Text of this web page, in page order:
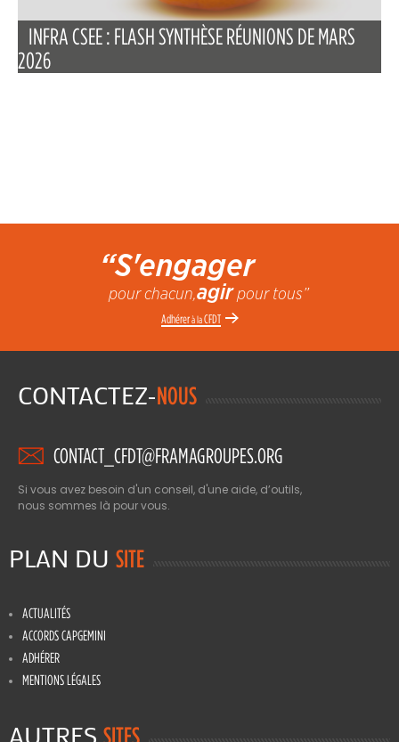
INFRA CSEE : FLASH SYNTHÈSE RÉUNIONS DE MARS
2026
“S'engager
pour chacun,agirpour tous”
Adhérerà laCFDT
CONTACTEZ-NOUS
CONTACT_CFDT@FRAMAGROUPES.ORG
Si vous avez besoin d'un conseil, d'une aide, d’outils,
nous sommes là pour vous.
PLAN DU SITE
ACTUALITÉS
ACCORDS CAPGEMINI
ADHÉRER
MENTIONS LÉGALES
AUTRES SITES